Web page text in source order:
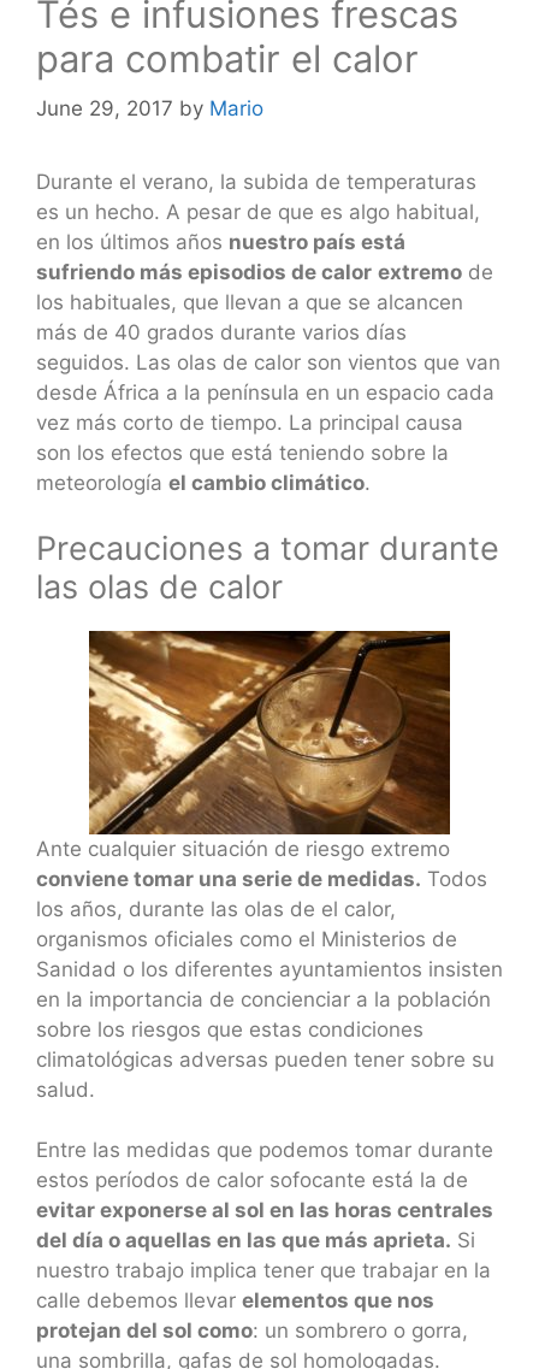
Tés e infusiones frescas
para combatir el calor
June 29, 2017 by Mario
Durante el verano, la subida de temperaturas
es un hecho. A pesar de que es algo habitual,
en los últimos años nuestro país está
sufriendo más episodios de calor extremo de
los habituales, que llevan a que se alcancen
más de 40 grados durante varios días
seguidos. Las olas de calor son vientos que van
desde África a la península en un espacio cada
vez más corto de tiempo. La principal causa
son los efectos que está teniendo sobre la
meteorología el cambio climático.
Precauciones a tomar durante
las olas de calor
Ante cualquier situación de riesgo extremo
conviene tomar una serie de medidas. Todos
los años, durante las olas de el calor,
organismos oficiales como el Ministerios de
Sanidad o los diferentes ayuntamientos insisten
en la importancia de concienciar a la población
sobre los riesgos que estas condiciones
climatológicas adversas pueden tener sobre su
salud.
Entre las medidas que podemos tomar durante
estos períodos de calor sofocante está la de
evitar exponerse al sol en las horas centrales
del día o aquellas en las que más aprieta. Si
nuestro trabajo implica tener que trabajar en la
calle debemos llevar elementos que nos
protejan del sol como: un sombrero o gorra,
una sombrilla, gafas de sol homologadas.